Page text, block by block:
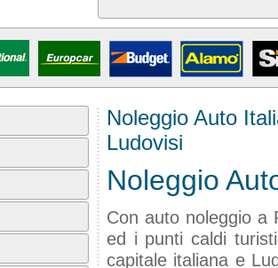
Noleggio Auto
Ludovisi
Noleggio
Con auto noleggio a
ed i punti caldi
capitale italiana e